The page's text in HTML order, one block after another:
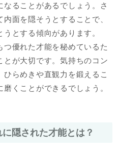
ることがあるでしょう。さ
面を隠そうとすることで、
とする傾向があります。
優れた才能を秘めているた
が大切です。気持ちのコン
ひらめきや直観力を鍛えるこ
くことができるでしょう。
に隠された才能とは？